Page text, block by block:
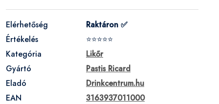
Elérhetőség
Raktáron ✅
Értékelés
⭐⭐⭐⭐⭐
Kategória
Likőr
Gyártó
Pastis Ricard
Eladó
Drinkcentrum.hu
EAN
3163937011000